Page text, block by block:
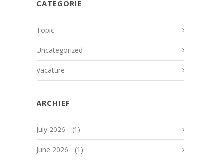
CATEGORIE
Topic
Uncategorized
Vacature
ARCHIEF
July 2026 (1)
June 2026 (1)